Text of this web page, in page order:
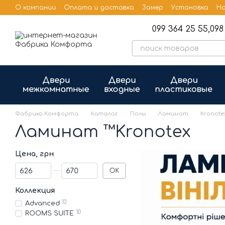
Перейти к основному контенту
О компании Оплата и доставка Замер Установка
Бренды
Публичная оферта
099 364 25 55,098
Двери
межкомнатные
Двери
входные
Двери
пластиковые
Фабрика Комфорта Каталог Полы Ламинат
Ламинат ™Kronotex
Цена, грн
От Цена, грн
До Цена, грн
OK
Коллекция
Advanced 13
ROOMS SUITE 10